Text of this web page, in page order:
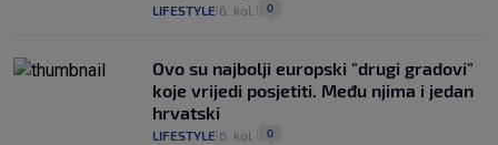
LIFESTYLE 6. kol. 0
Ovo su najbolji europski "drugi gradovi"
koje vrijedi posjetiti. Među njima i jedan
hrvatski
LIFESTYLE 6. kol. 0